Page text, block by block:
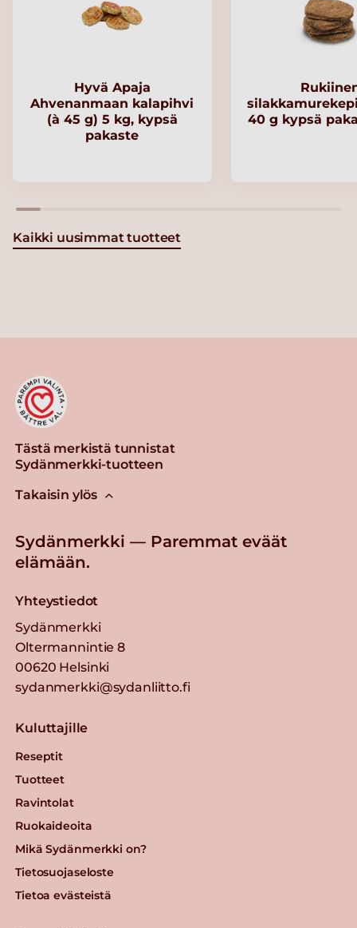
Hyvä Apaja
Ahvenanmaan kalapihvi
(à 45 g) 5 kg, kypsä
pakaste
40 g kypsä
Kaikki uusimmat tuotteet
Tästä merkistä tunnistat
Sydänmerkki-tuotteen
Takaisin ylös
Sydänmerkki — Paremmat eväät
elämään.
Yhteystiedot
Sydänmerkki
Oltermannintie 8
00620 Helsinki
sydanmerkki@sydanliitto.fi
Kuluttajille
Reseptit
Tuotteet
Ravintolat
Ruokaideoita
Mikä Sydänmerkki on?
Tietosuojaseloste
Tietoa evästeistä